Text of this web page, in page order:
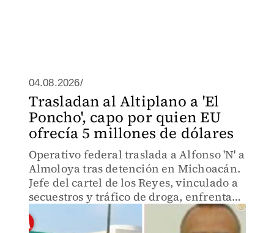
04.08.2026/
Trasladan al Altiplano a 'El
Poncho', capo por quien EU
ofrecía 5 millones de dólares
Operativo federal traslada a Alfonso 'N' a
Almoloya tras detención en Michoacán.
Jefe del cartel de los Reyes, vinculado a
secuestros y tráfico de droga, enfrenta
proceso judicial. Autoridades cierran
cerco contra Cárteles Unidos.